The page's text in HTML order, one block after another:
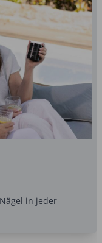
in jeder